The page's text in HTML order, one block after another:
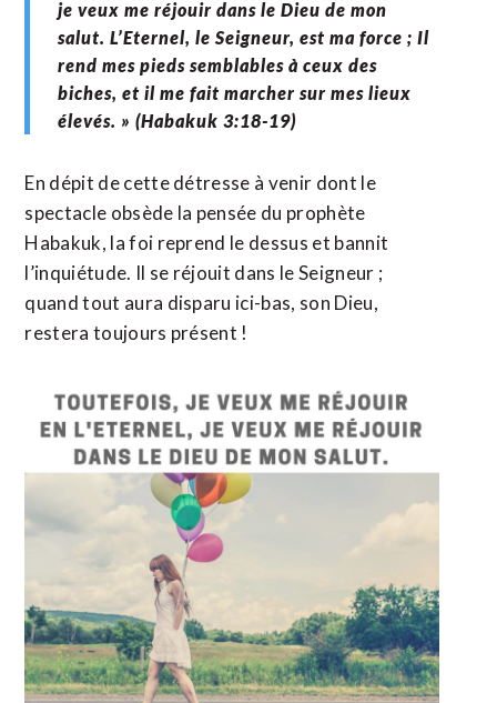
je veux me réjouir dans le Dieu de mon
salut. L’Eternel, le Seigneur, est ma force ; Il
rend mes pieds semblables à ceux des
biches, et il me fait marcher sur mes lieux
élevés. » (Habakuk 3:18-19)
En dépit de cette détresse à venir dont le
spectacle obsède la pensée du prophète
Habakuk, la foi reprend le dessus et bannit
l’inquiétude. Il se réjouit dans le Seigneur ;
quand tout aura disparu ici-bas, son Dieu,
restera toujours présent !